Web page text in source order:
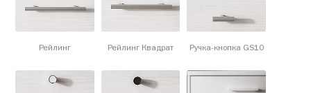
Рейлинг Рейлинг Квадрат Ручка-кнопка GS10